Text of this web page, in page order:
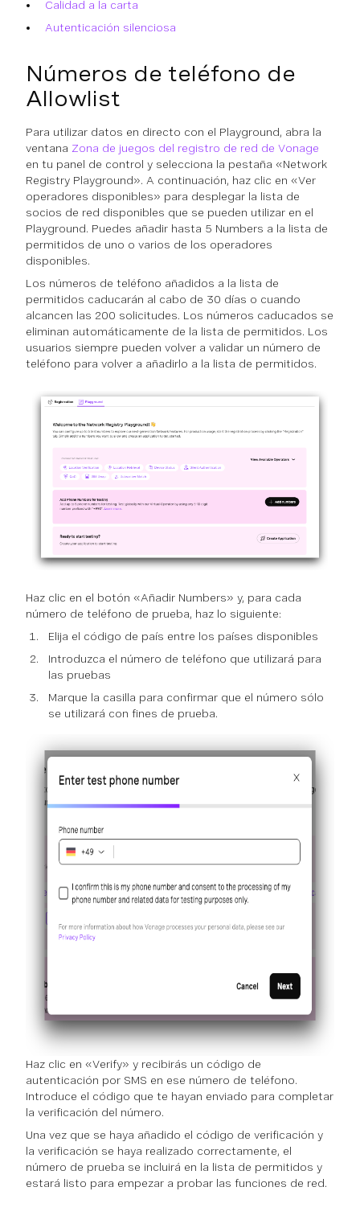
Calidad a la carta
Autenticación silenciosa
Números de teléfono de
Allowlist
Para utilizar datos en directo con el Playground, abra la
ventana Zona de juegos del registro de red de Vonage
en tu panel de control y selecciona la pestaña «Network
Registry Playground». A continuación, haz clic en «Ver
operadores disponibles» para desplegar la lista de
socios de red disponibles que se pueden utilizar en el
Playground. Puedes añadir hasta 5 Numbers a la lista de
permitidos de uno o varios de los operadores
disponibles.
Los números de teléfono añadidos a la lista de
permitidos caducarán al cabo de 30 días o cuando
alcancen las 200 solicitudes. Los números caducados se
eliminan automáticamente de la lista de permitidos. Los
usuarios siempre pueden volver a validar un número de
teléfono para volver a añadirlo a la lista de permitidos.
Haz clic en el botón «Añadir Numbers» y, para cada
número de teléfono de prueba, haz lo siguiente:
Elija el código de país entre los países disponibles
Introduzca el número de teléfono que utilizará para
las pruebas
Marque la casilla para confirmar que el número sólo
se utilizará con fines de prueba.
Haz clic en «Verify» y recibirás un código de
autenticación por SMS en ese número de teléfono.
Introduce el código que te hayan enviado para completar
la verificación del número.
Una vez que se haya añadido el código de verificación y
la verificación se haya realizado correctamente, el
número de prueba se incluirá en la lista de permitidos y
estará listo para empezar a probar las funciones de red.